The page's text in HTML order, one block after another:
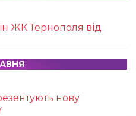
ЖК Тернополя від
нову